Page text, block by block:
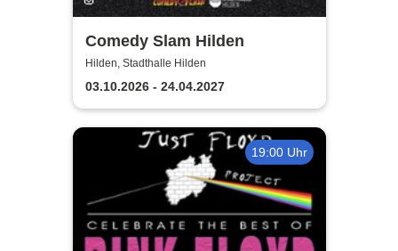
Comedy Slam Hilden
Hilden, Stadthalle Hilden
03.10.2026 - 24.04.2027
19:00 Uhr